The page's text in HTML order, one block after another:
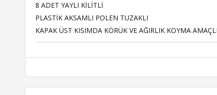
8 ADET YAYLI KİLİTLİ
PLASTİK AKSAMLI POLEN TUZAKLI
KAPAK ÜST KISIMDA KÖRÜK VE AĞIRLIK KOYMA